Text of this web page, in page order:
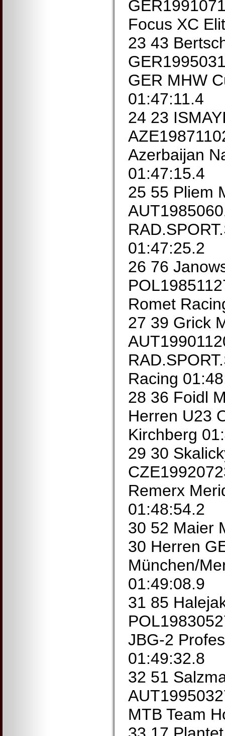
Focus XC
23 43
GER MHW
01:47:11.4
24 23
Azerbaijan
01:47:15.4
25 55 Pliem
01:47:25.2
26 76
Romet
27 39 Grick
Racing
28 36 Foidl
Herren U23
Kirchberg
29 30
Remerx
01:48:54.2
30 52 Maier
30 Herren
München/
01:49:08.9
31 85
JBG-2
01:49:32.8
32 51
MTB Team